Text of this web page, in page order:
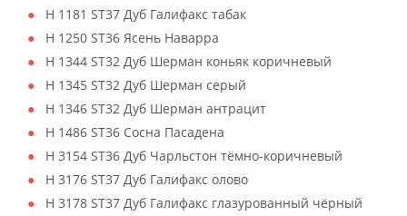
H 1181 ST37 Дуб Галифакс табак
H 1250 ST36 Ясень Наварра
H 1344 ST32 Дуб Шерман коньяк коричневый
H 1345 ST32 Дуб Шерман серый
H 1346 ST32 Дуб Шерман антрацит
H 1486 ST36 Сосна Пасадена
H 3154 ST36 Дуб Чарльстон тёмно-коричневый
H 3176 ST37 Дуб Галифакс олово
H 3178 ST37 Дуб Галифакс глазурованный чёрный